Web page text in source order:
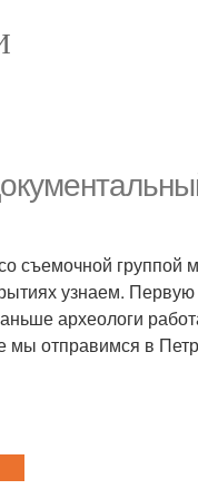
съемочной группой
узнаем.
археологи
отправимся в